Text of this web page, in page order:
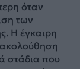
όταν
των
Η έγκαιρη
στάδια που